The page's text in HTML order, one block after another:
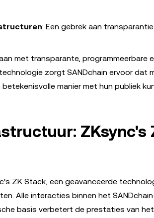
: Een gebrek aan
met transparante,
zorgt SANDchain ervoor dat
manier met hun publiek
ZKsync's
ZK Stack, een geavanceerde
Alle interacties binnen het
basis verbetert de prestaties van